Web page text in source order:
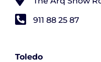
911 88 25 87
Toledo